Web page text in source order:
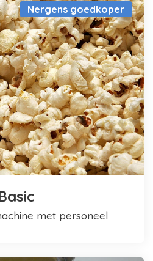
Nergens goedkoper
met personeel